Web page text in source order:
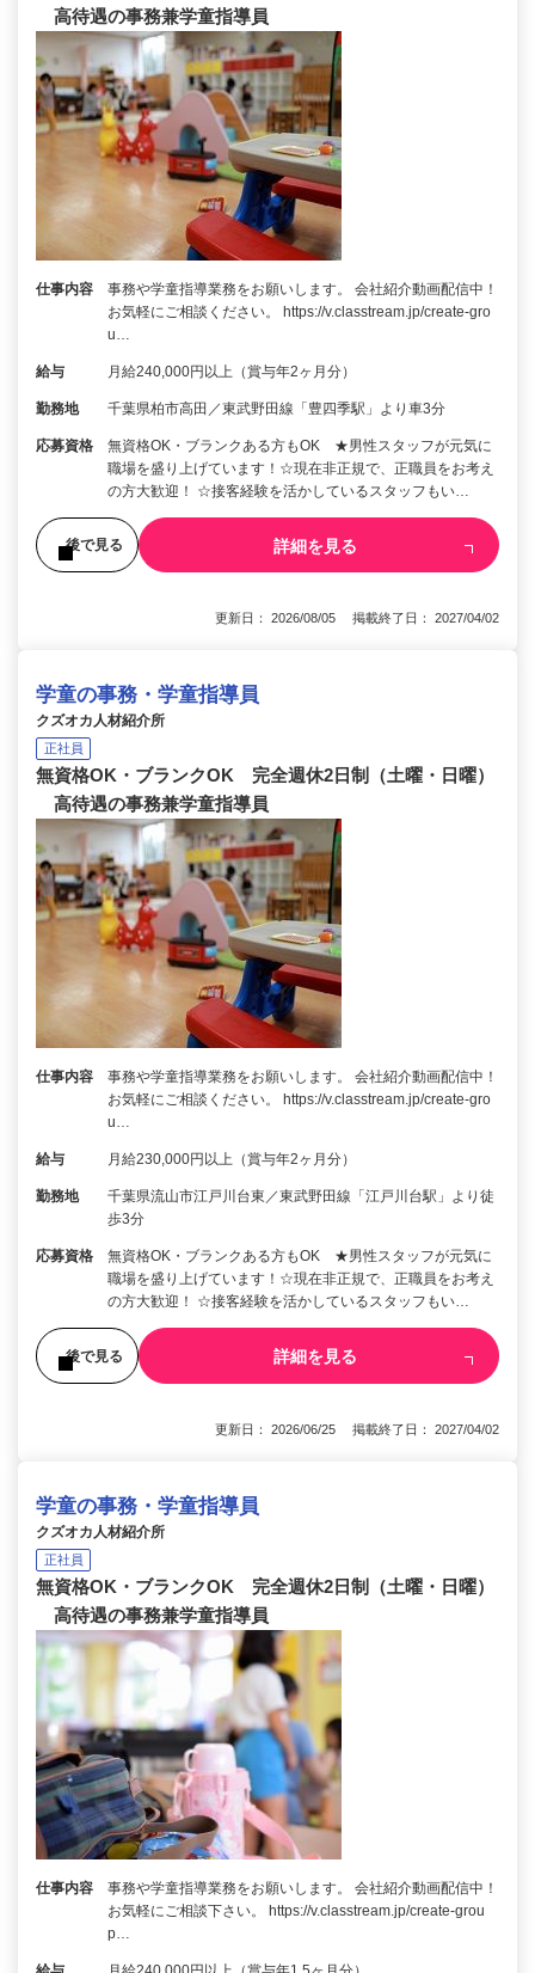
高待遇の事務兼学童指導員
仕事内容
事務や学童指導業務をお願いします。 会社紹介動画配信中！
お気軽にご相談ください。 https://v.classtream.jp/create-gro
u…
給与 月給240,000円以上（賞与年2ヶ月分）
勤務地 千葉県柏市高田／東武野田線「豊四季駅」より車3分
応募資格
無資格OK・ブランクある方もOK ★男性スタッフが元気に
職場を盛り上げています！☆現在非正規で、正職員をお考え
の方大歓迎！ ☆接客経験を活かしているスタッフもい…
後で見る 詳細を見る
更新日： 2026/08/05 掲載終了日： 2027/04/02
学童の事務・学童指導員
クズオカ人材紹介所
正社員
無資格OK・ブランクOK 完全週休2日制（土曜・日曜）
高待遇の事務兼学童指導員
仕事内容
事務や学童指導業務をお願いします。 会社紹介動画配信中！
お気軽にご相談ください。 https://v.classtream.jp/create-gro
u…
給与 月給230,000円以上（賞与年2ヶ月分）
勤務地
千葉県流山市江戸川台東／東武野田線「江戸川台駅」より徒
歩3分
応募資格
無資格OK・ブランクある方もOK ★男性スタッフが元気に
職場を盛り上げています！☆現在非正規で、正職員をお考え
の方大歓迎！ ☆接客経験を活かしているスタッフもい…
後で見る 詳細を見る
更新日： 2026/06/25 掲載終了日： 2027/04/02
学童の事務・学童指導員
クズオカ人材紹介所
正社員
無資格OK・ブランクOK 完全週休2日制（土曜・日曜）
高待遇の事務兼学童指導員
仕事内容
事務や学童指導業務をお願いします。 会社紹介動画配信中！
お気軽にご相談下さい。 https://v.classtream.jp/create-grou
p…